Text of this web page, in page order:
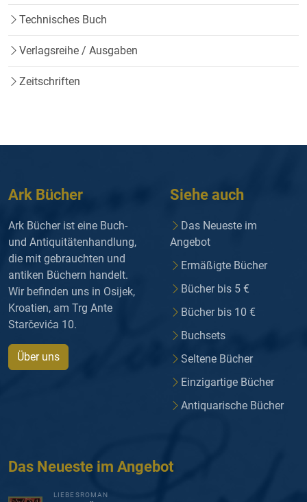
Technisches Buch
Verlagsreihe / Ausgaben
Zeitschriften
Ark Bücher
Ark Bücher ist eine Buch-
und Antiquitätenhandlung,
die mit gebrauchten und
antiken Büchern handelt.
Wir befinden uns in Osijek,
Kroatien, am Trg Ante
Starčevića 10.
Über uns
Siehe auch
Das Neueste im
Angebot
Ermäßigte Bücher
Bücher bis 5 €
Bücher bis 10 €
Buchsets
Seltene Bücher
Einzigartige Bücher
Antiquarische Bücher
Das Neueste im Angebot
LIEBESROMAN